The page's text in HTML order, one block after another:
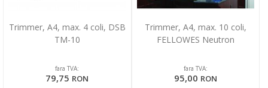
Trimmer, A4, max. 4 coli, DSB
TM-10
fara TVA:
79,75 RON
Trimmer, A4, max. 10 coli,
FELLOWES Neutron
fara TVA:
95,00 RON